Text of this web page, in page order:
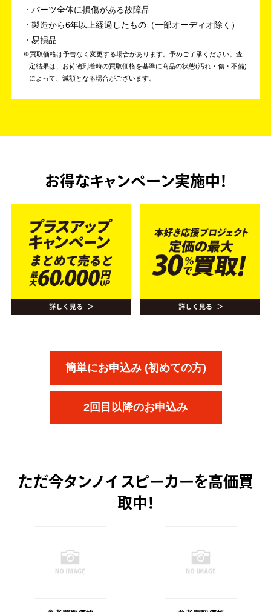
パーツ全体に損傷がある故障品
製造から6年以上経過したもの（一部オーディオ除く）
易損品
買取価格は予告なく変更する場合があります。予めご了承ください。 査
定結果は、お荷物到着時の買取価格を基準に商品の状態(汚れ・傷・不備)
によって、減額となる場合がございます。
お得なキャンペーン実施中！
簡単にお申込み (初めての方)
2回目以降のお申込み
ただ今タンノイ スピーカーを高価買
取中！